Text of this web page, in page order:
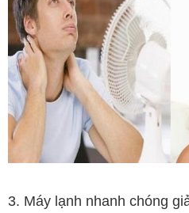
3. Máy lạnh nhanh chóng